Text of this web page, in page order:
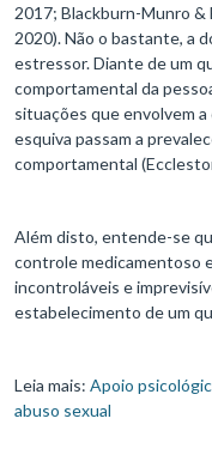
2017; Blackburn-Munro &
2020). Não o bastante, a
estressor. Diante de um
comportamental da
situações que envolvem
esquiva passam a
comportamental
Além disto, entende-se
controle medicamentoso
incontroláveis e
estabelecimento de um
Leia mais: Apoio
abuso sexual